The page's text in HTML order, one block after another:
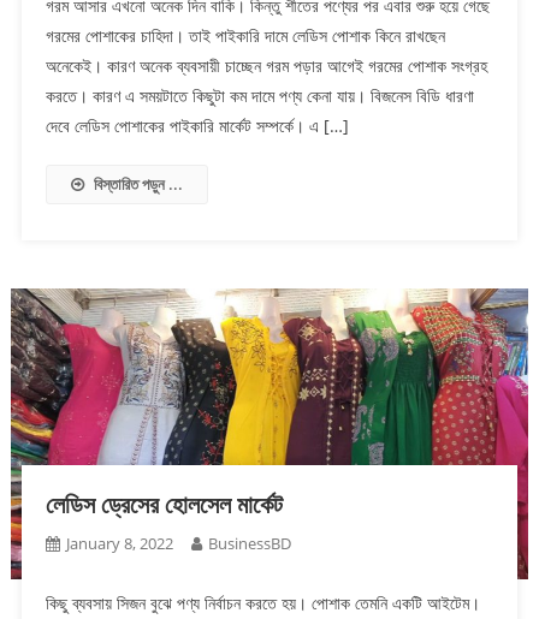
গরম আসার এখনো অনেক দিন বাকি। কিন্তু শীতের পণ্যের পর এবার শুরু হয়ে গেছে
গরমের পোশাকের চাহিদা। তাই পাইকারি দামে লেডিস পোশাক কিনে রাখছেন
অনেকেই। কারণ অনেক ব্যবসায়ী চাচ্ছেন গরম পড়ার আগেই গরমের পোশাক সংগ্রহ
করতে। কারণ এ সময়টাতে কিছুটা কম দামে পণ্য কেনা যায়। বিজনেস বিডি ধারণা
দেবে লেডিস পোশাকের পাইকারি মার্কেট সম্পর্কে। এ […]
বিস্তারিত পড়ুন ...
লেডিস ড্রেসের হোলসেল মার্কেট
January 8, 2022 BusinessBD
কিছু ব্যবসায় সিজন বুঝে পণ্য নির্বাচন করতে হয়। পোশাক তেমনি একটি আইটেম।